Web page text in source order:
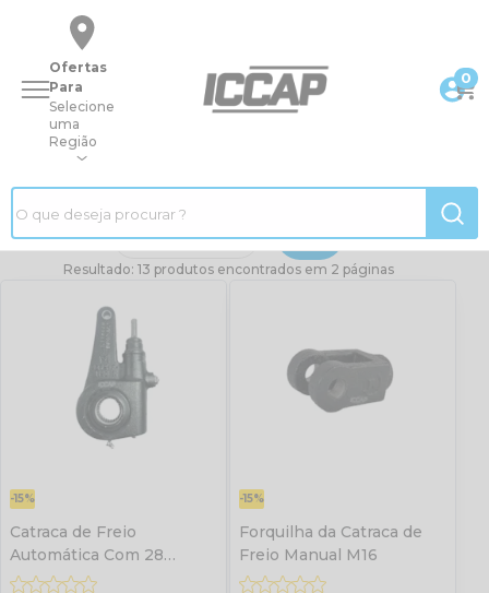
Ofertas
Para
Selecione
uma
Região
0
Resultado: 13 produtos encontrados em 2 páginas
Filtrar
-15%
Catraca de Freio
Automática Com 28
Estrias
-15%
Forquilha da Catraca de
Freio Manual M16